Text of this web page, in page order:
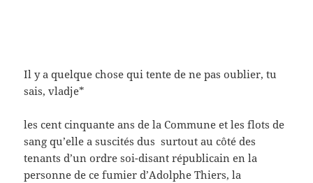
Il y a quelque chose qui tente de ne pas oublier, tu
sais, vladje*
les cent cinquante ans de la Commune et les flots de
sang qu’elle a suscités dus surtout au côté des
tenants d’un ordre soi-disant républicain en la
personne de ce fumier d’Adolphe Thiers, la